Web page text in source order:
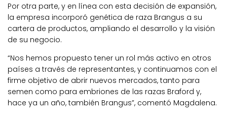
Por otra parte, y en línea con esta decisión de expansión,
la empresa incorporó genética de raza Brangus a su
cartera de productos, ampliando el desarrollo y la visión
de su negocio.
“Nos hemos propuesto tener un rol más activo en otros
países a través de representantes, y continuamos con el
firme objetivo de abrir nuevos mercados, tanto para
semen como para embriones de las razas Braford y,
hace ya un año, también Brangus”, comentó Magdalena.